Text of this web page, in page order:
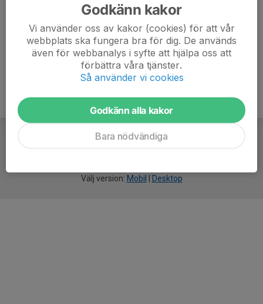
Välj version: Mobil Desktop
Godkänn kakor
Vi använder oss av kakor (cookies) för att vår
webbplats ska fungera bra för dig. De används
även för webbanalys i syfte att hjälpa oss att
förbättra våra tjänster.
Så använder vi cookies
Godkänn alla kakor
Bara nödvändiga